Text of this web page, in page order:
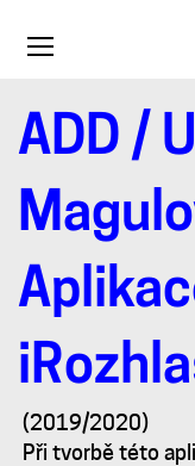
Toggle
ADD /
pro
(2019/2020)
Při tvorbě této